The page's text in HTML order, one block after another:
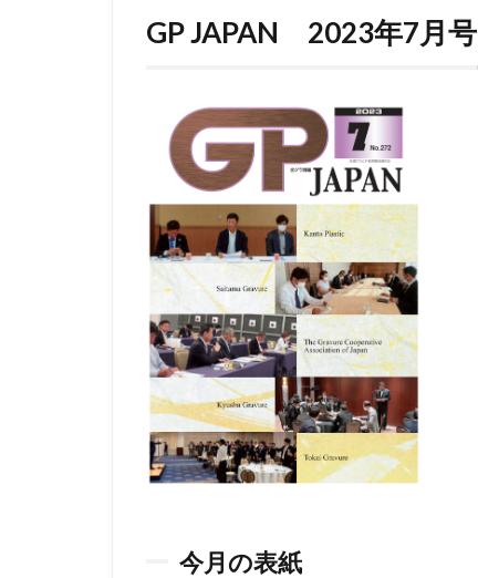
GP JAPAN 2023年7月号
今月の表紙